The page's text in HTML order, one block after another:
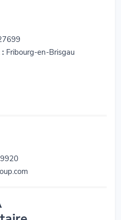
Fribourg-en-Brisgau